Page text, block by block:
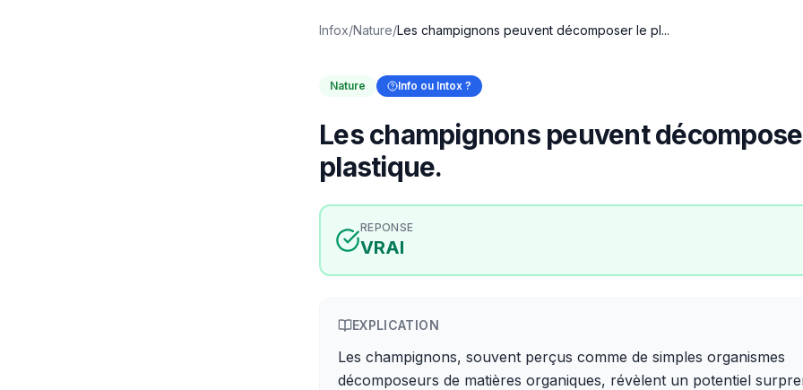
Infox/Nature/Les champignons peuvent décomposer le pl...
Nature Info ou Intox ?
Les champignons peuvent
plastique.
REPONSE
VRAI
EXPLICATION
Les champignons, souvent perçus comme de simples organismes
décomposeurs de matières organiques, révèlent un potentiel